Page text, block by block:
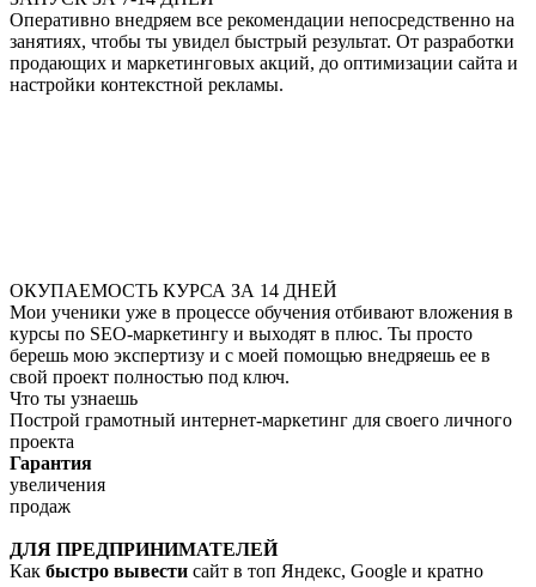
Оперативно внедряем все рекомендации непосредственно на
занятиях, чтобы ты увидел быстрый результат. От разработки
продающих и маркетинговых акций, до оптимизации сайта и
настройки контекстной рекламы.
ОКУПАЕМОСТЬ КУРСА ЗА 14 ДНЕЙ
Мои ученики уже в процессе обучения отбивают вложения в
курсы по SEO-маркетингу и выходят в плюс. Ты просто
берешь мою экспертизу и с моей помощью внедряешь ее в
свой проект полностью под ключ.
Что ты узнаешь
Построй грамотный интернет-маркетинг для своего личного
проекта
Гарантия
увеличения
продаж
ДЛЯ ПРЕДПРИНИМАТЕЛЕЙ
Как быстро вывести сайт в топ Яндекс, Google и кратно